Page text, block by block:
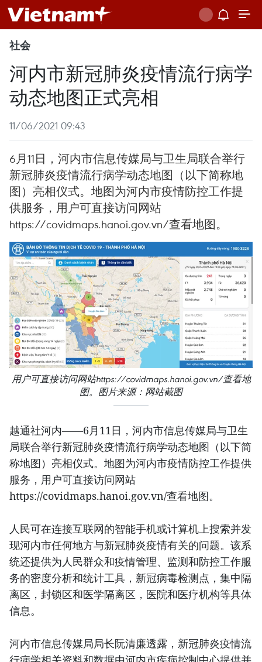
社会
河内市新冠肺炎疫情流行病学
动态地图正式亮相
11/06/2021 09:43
6月11日，河内市信息传媒局与卫生局联合举行
新冠肺炎疫情流行病学动态地图（以下简称地
图）亮相仪式。地图为河内市疫情防控工作提
供服务，用户可直接访问网站
https://covidmaps.hanoi.gov.vn/查看地图。
用户可直接访问网站https://covidmaps.hanoi.gov.vn/查看地
图。图片来源：网站截图
越通社河内——6月11日，河内市信息传媒局与卫生
局联合举行新冠肺炎疫情流行病学动态地图（以下简
称地图）亮相仪式。地图为河内市疫情防控工作提供
服务，用户可直接访问网站
https://covidmaps.hanoi.gov.vn/查看地图。
人民可在连接互联网的智能手机或计算机上搜索并发
现河内市任何地方与新冠肺炎疫情有关的问题。该系
统还提供为人民群众和疫情管理、监测和防控工作服
务的密度分析和统计工具，新冠病毒检测点，集中隔
离区，封锁区和医学隔离区，医院和医疗机构等具体
信息。
河内市信息传媒局局长阮清廉透露，新冠肺炎疫情流